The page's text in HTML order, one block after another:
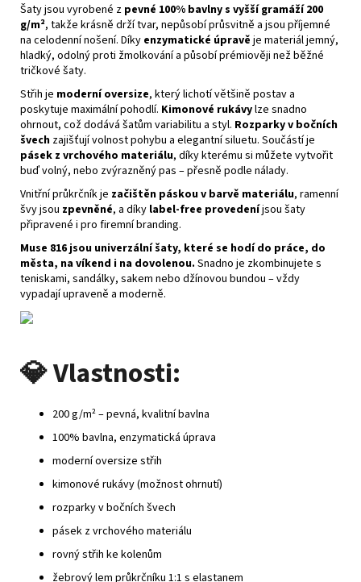
Šaty jsou vyrobené z pevné 100% bavlny s vyšší gramáží 200
g/m², takže krásně drží tvar, nepůsobí průsvitně a jsou příjemné
na celodenní nošení. Díky enzymatické úpravě je materiál jemný,
hladký, odolný proti žmolkování a působí prémiověji než běžné
tričkové šaty.
Střih je moderní oversize, který lichotí většině postav a
poskytuje maximální pohodlí. Kimonové rukávylze snadno
ohrnout, což dodává šatům variabilitu a styl. Rozparky v bočních
švech zajišťují volnost pohybu a elegantní siluetu. Součástí je
pásek z vrchového materiálu, díky kterému si můžete vytvořit
buď volný, nebo zvýrazněný pas – přesně podle nálady.
Vnitřní průkrčník je začištěn páskou v barvě materiálu, ramenní
švy jsou zpevněné, a díky label‑free provedeníjsou šaty
připravené i pro firemní branding.
Muse 816 jsou univerzální šaty, které se hodí do práce, do
města, na víkend i na dovolenou. Snadno je zkombinujete s
teniskami, sandálky, sakem nebo džínovou bundou – vždy
vypadají upraveně a moderně.
💎Vlastnosti:
200 g/m² – pevná, kvalitní bavlna
100% bavlna, enzymatická úprava
moderní oversize střih
kimonové rukávy (možnost ohrnutí)
rozparky v bočních švech
pásek z vrchového materiálu
rovný střih ke kolenům
žebrový lem průkrčníku 1:1 s elastanem